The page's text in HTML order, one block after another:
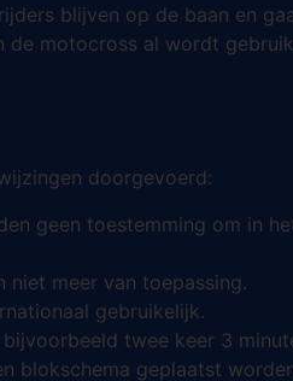
blijven op de baan en
motocross al wordt
doorgevoerd:
geen toestemming om in
niet meer van toepassing.
gebruikelijk.
twee keer 3
blokschema geplaatst